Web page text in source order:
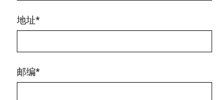
地址*
邮编*